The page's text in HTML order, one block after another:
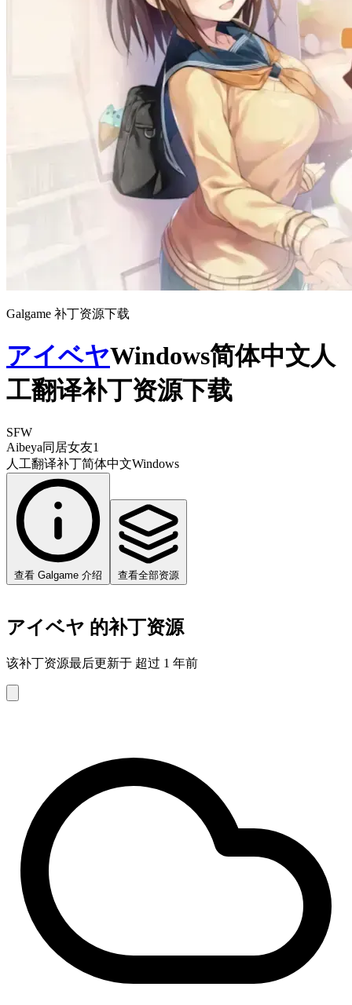
Galgame 补丁资源下载
アイベヤWindows简体中文人
工翻译补丁资源下载
SFW
Aibeya同居女友1
人工翻译补丁简体中文Windows
查看 Galgame 介绍 查看全部资源
アイベヤ 的补丁资源
该补丁资源最后更新于 超过 1 年前